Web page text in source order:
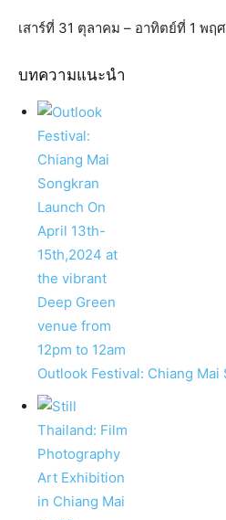
เสาร์ที่ 31 ตุลาคม – อาทิตย์ที่ 1 พฤ
บทความแนะนำ
Outlook Festival: Chiang Mai